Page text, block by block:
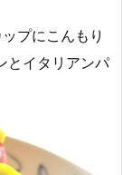
プにこんもり
とイタリアンパ